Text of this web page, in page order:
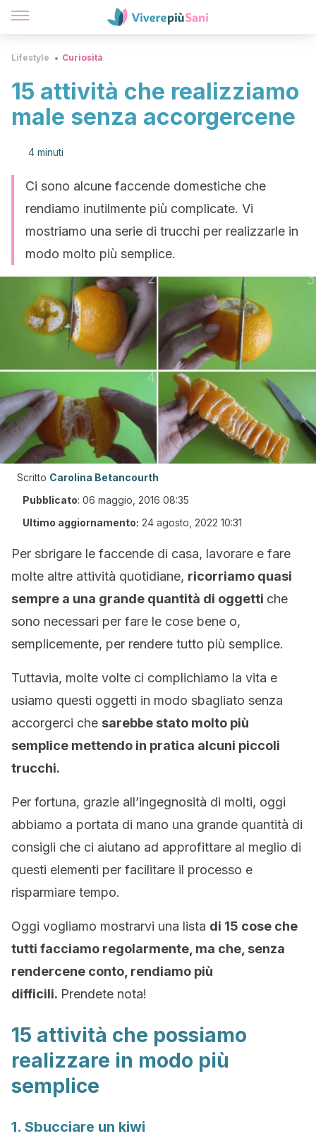
Lifestyle Curiosità
15 attività che realizziamo
male senza accorgercene
4 minuti
Ci sono alcune faccende domestiche che
rendiamo inutilmente più complicate. Vi
mostriamo una serie di trucchi per realizzarle in
modo molto più semplice.
Scritto Carolina Betancourth
Pubblicato: 06 maggio, 2016 08:35
Ultimo aggiornamento: 24 agosto, 2022 10:31
Per sbrigare le faccende di casa, lavorare e fare
molte altre attività quotidiane, ricorriamo quasi
sempre a una grande quantità di oggetti che
sono necessari per fare le cose bene o,
semplicemente, per rendere tutto più semplice.
Tuttavia, molte volte ci complichiamo la vita e
usiamo questi oggetti in modo sbagliato senza
accorgerci che sarebbe stato molto più
semplice mettendo in pratica alcuni piccoli
trucchi.
Per fortuna, grazie all’ingegnosità di molti, oggi
abbiamo a portata di mano una grande quantità di
consigli che ci aiutano ad approfittare al meglio di
questi elementi per facilitare il processo e
risparmiare tempo.
Oggi vogliamo mostrarvi una lista di 15 cose che
tutti facciamo regolarmente, ma che, senza
rendercene conto, rendiamo più
difficili. Prendete nota!
15 attività che possiamo
realizzare in modo più
semplice
1. Sbucciare un kiwi